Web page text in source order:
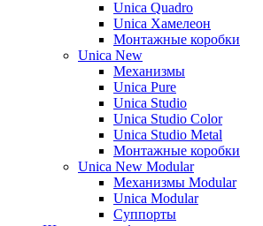
Unica Quadro
Unica Хамелеон
Монтажные коробки
Unica New
Механизмы
Unica Pure
Unica Studio
Unica Studio Color
Unica Studio Metal
Монтажные коробки
Unica New Modular
Механизмы Modular
Unica Modular
Суппорты